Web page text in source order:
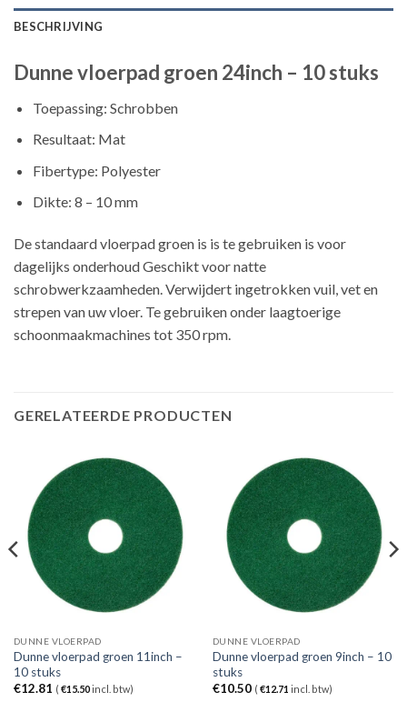
BESCHRIJVING
Dunne vloerpad groen 24inch – 10 stuks
Toepassing: Schrobben
Resultaat: Mat
Fibertype: Polyester
Dikte: 8 – 10 mm
De standaard vloerpad groen is is te gebruiken is voor
dagelijks onderhoud Geschikt voor natte
schrobwerkzaamheden. Verwijdert ingetrokken vuil, vet en
strepen van uw vloer. Te gebruiken onder laagtoerige
schoonmaakmachines tot 350 rpm.
GERELATEERDE PRODUCTEN
DUNNE VLOERPAD
Dunne vloerpad groen 11inch –
10 stuks
€12.81 ( €15.50incl. btw)
DUNNE VLOERPAD
Dunne vloerpad groen 9inch – 10
stuks
€10.50 ( €12.71 incl. btw)